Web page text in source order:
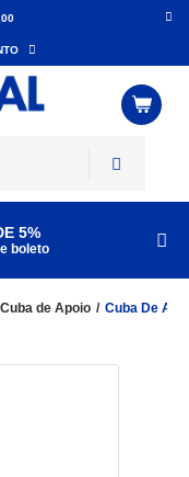
5%
boleto
Cuba de Apoio Cuba De